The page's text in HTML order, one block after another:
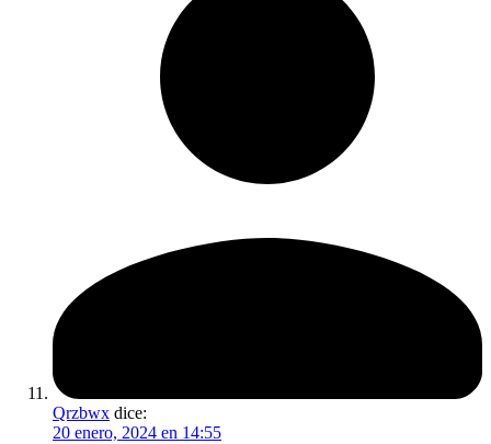
Qrzbwx dice:
20 enero, 2024 en 14:55